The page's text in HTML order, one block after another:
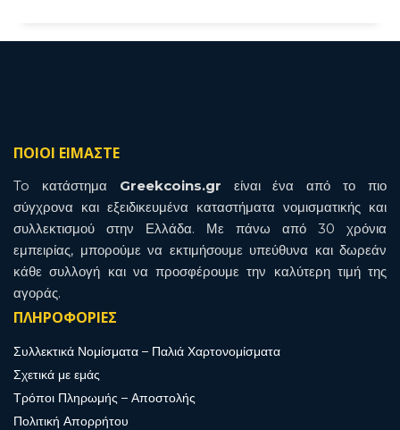
ΠΟΙΟΙ ΕΙΜΑΣΤΕ
To κατάστημα Greekcoins.gr είναι ένα από το πιο
σύγχρονα και εξειδικευμένα καταστήματα νομισματικής και
συλλεκτισμού στην Ελλάδα. Με πάνω από 30 χρόνια
εμπειρίας, μπορούμε να εκτιμήσουμε υπεύθυνα και δωρεάν
κάθε συλλογή και να προσφέρουμε την καλύτερη τιμή της
αγοράς.
ΠΛΗΡΟΦΟΡΙΕΣ
Συλλεκτικά Νομίσματα – Παλιά Χαρτονομίσματα
Σχετικά με εμάς
Τρόποι Πληρωμής – Αποστολής
Πολιτική Απορρήτου